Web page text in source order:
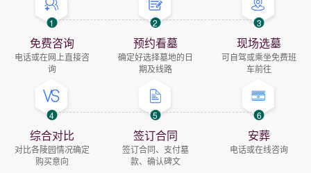
1
免费咨询
电话或在网上直接咨
询
2
预约看墓
确定好选择墓地的日
期及线路
3
现场选墓
可自驾或乘坐免费班
车前往
4
综合对比
对比各陵园情况确定
购买意向
5
签订合同
签订合同、支付墓
款、确认碑文
6
安葬
电话或在线咨询